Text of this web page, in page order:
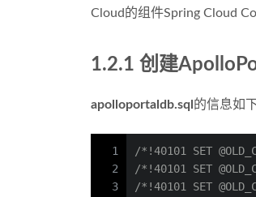
Cloud的组件Spring Cloud
1.2.1 创建
apolloportaldb.sql 的信息如下
1
2
3
/*!40101 SET
/*!40101 SET
/*!40101 SET